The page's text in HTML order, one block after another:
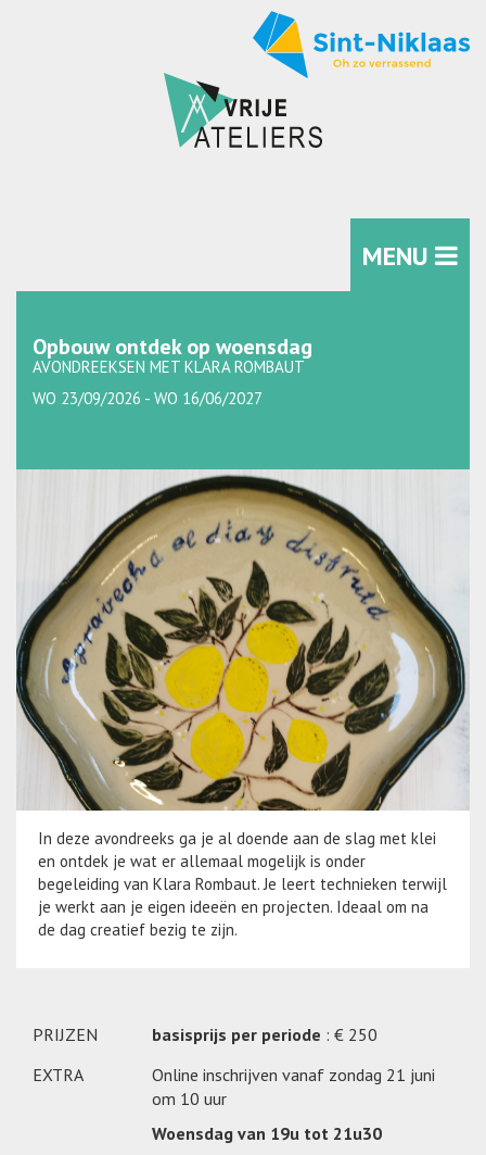
MENU
Opbouw ontdek op woensdag
AVONDREEKSEN MET KLARA ROMBAUT
WO 23/09/2026 - WO 16/06/2027
In deze avondreeks ga je al doende aan de slag met klei
en ontdek je wat er allemaal mogelijk is onder
begeleiding van Klara Rombaut. Je leert technieken terwijl
je werkt aan je eigen ideeën en projecten. Ideaal om na
de dag creatief bezig te zijn.
PRIJZEN basisprijs per periode : € 250
EXTRA
Online inschrijven vanaf zondag 21 juni
om 10 uur
Woensdag van 19u tot 21u30